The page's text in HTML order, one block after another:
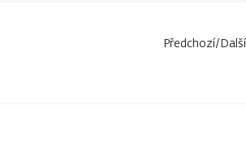
Předchozí/Další